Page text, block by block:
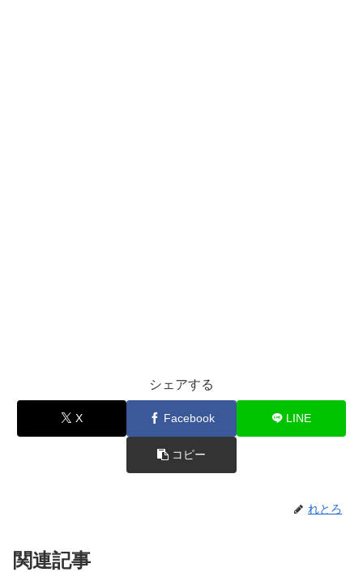
シェアする
X Facebook LINE
コピー
れとろ
関連記事